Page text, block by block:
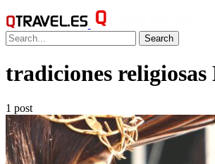
Search
tradiciones religiosas
1 post